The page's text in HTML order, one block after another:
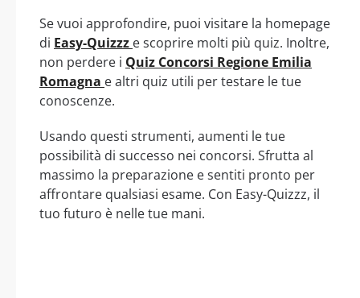
Se vuoi approfondire, puoi visitare la homepage
di Easy-Quizzz e scoprire molti più quiz. Inoltre,
non perdere i Quiz Concorsi Regione Emilia
Romagna e altri quiz utili per testare le tue
conoscenze.
Usando questi strumenti, aumenti le tue
possibilità di successo nei concorsi. Sfrutta al
massimo la preparazione e sentiti pronto per
affrontare qualsiasi esame. Con Easy-Quizzz, il
tuo futuro è nelle tue mani.